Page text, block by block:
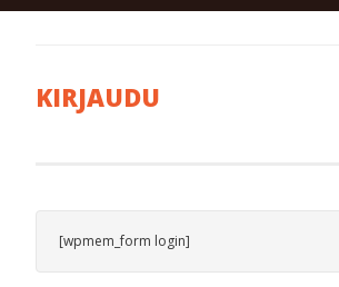
KIRJAUDU
[wpmem_form login]